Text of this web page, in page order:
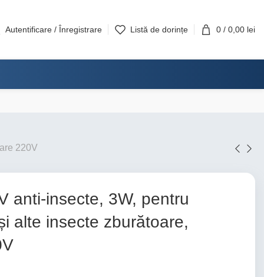
Autentificare / Înregistrare Listă de dorințe 0 / 0,00 lei
220V
anti-insecte, 3W, pentru
alte insecte zburătoare,